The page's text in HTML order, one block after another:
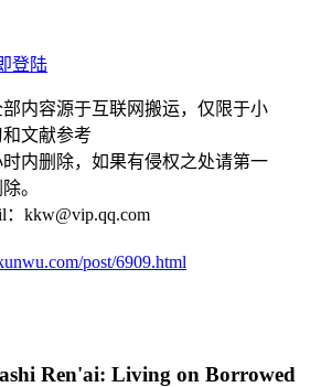
登陆
内容源于互联网搬运，仅限于小
文献参考
内删除，如果有侵权之处请第一
。
kkw@vip.qq.com
post/6909.html
Ren'ai: Living on Borrowed